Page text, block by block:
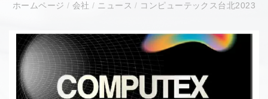
ホームページ/ 会社/ ニュース/ コンピューテックス台北2023